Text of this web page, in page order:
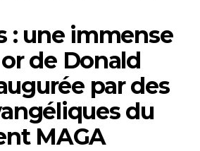
: une immense
de Donald
par des
du
MAGA